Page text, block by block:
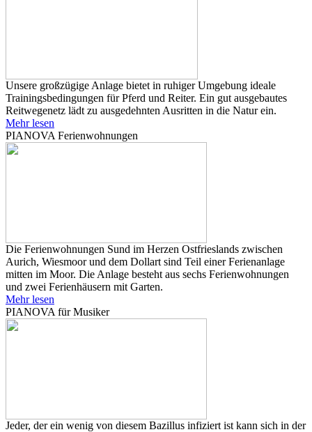
Unsere großzügige Anlage bietet in ruhiger Umgebung ideale
Trainingsbedingungen für Pferd und Reiter. Ein gut ausgebautes
Reitwegenetz lädt zu ausgedehnten Ausritten in die Natur ein.
Mehr lesen
PIANOVA Ferienwohnungen
Die Ferienwohnungen Sund im Herzen Ostfrieslands zwischen
Aurich, Wiesmoor und dem Dollart sind Teil einer Ferienanlage
mitten im Moor. Die Anlage besteht aus sechs Ferienwohnungen
und zwei Ferienhäusern mit Garten.
Mehr lesen
PIANOVA für Musiker
Jeder, der ein wenig von diesem Bazillus infiziert ist kann sich in der